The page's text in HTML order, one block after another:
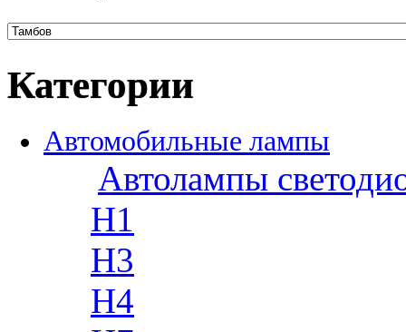
Категории
Автомобильные лампы
Автолампы
H1
H3
H4